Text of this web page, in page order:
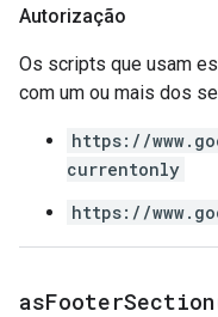
Autorização
Os scripts que usam
com um ou mais dos
https://
currentonly
https://
asFooter